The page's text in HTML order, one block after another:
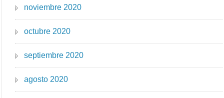
noviembre 2020
octubre 2020
septiembre 2020
agosto 2020